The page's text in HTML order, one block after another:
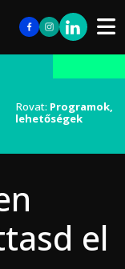
Rovat: Programok,
lehetőségek
el